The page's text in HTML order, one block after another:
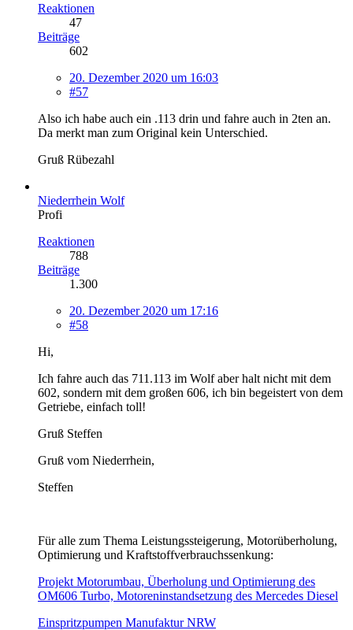
Reaktionen
47
Beiträge
602
20. Dezember 2020 um 16:03
#57
Also ich habe auch ein .113 drin und fahre auch in 2ten an.
Da merkt man zum Original kein Unterschied.
Gruß Rübezahl
Niederrhein Wolf
Profi
Reaktionen
788
Beiträge
1.300
20. Dezember 2020 um 17:16
#58
Hi,
Ich fahre auch das 711.113 im Wolf aber halt nicht mit dem
602, sondern mit dem großen 606, ich bin begeistert von dem
Getriebe, einfach toll!
Gruß Steffen
Gruß vom Niederrhein,
Steffen
Für alle zum Thema Leistungssteigerung, Motorüberholung,
Optimierung und Kraftstoffverbrauchssenkung:
Projekt Motorumbau, Überholung und Optimierung des
OM606 Turbo, Motoreninstandsetzung des Mercedes Diesel
Einspritzpumpen Manufaktur NRW